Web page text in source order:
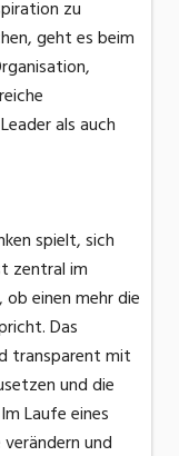
zu
geht es beim
als auch
spielt, sich
zentral im
einen mehr die
Das
transparent mit
und die
Laufe eines
und